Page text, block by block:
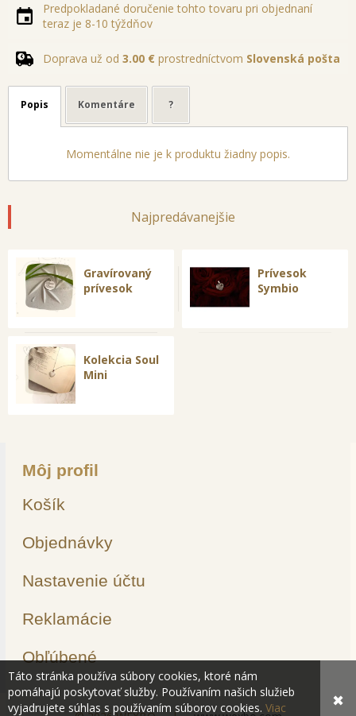
Najpredávanejšie
Gravírovaný
prívesok
Prívesok
Symbio
Kolekcia Soul
Mini
Predpokladané doručenie tohto tovaru pri objednaní
teraz je 8-10 týždňov
Doprava už od 3.00 € prostredníctvom Slovenská pošta
Popis Komentáre ?
Momentálne nie je k produktu žiadny popis.
Môj profil
Košík
Objednávky
Nastavenie účtu
Reklamácie
Obľúbené
Táto stránka používa súbory cookies, ktoré nám
pomáhajú poskytovať služby. Používaním našich služieb
vyjadrujete súhlas s používaním súborov cookies. Viac ✖